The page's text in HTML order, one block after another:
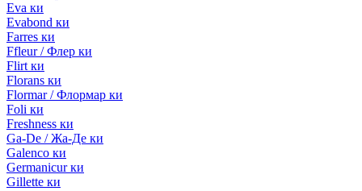
Eva ки
Evabond ки
Farres ки
Ffleur / Флер ки
Flirt ки
Florans ки
Flormar / Флормар ки
Foli ки
Freshness ки
Ga-De / Жа-Де ки
Galenco ки
Germanicur ки
Gillette ки